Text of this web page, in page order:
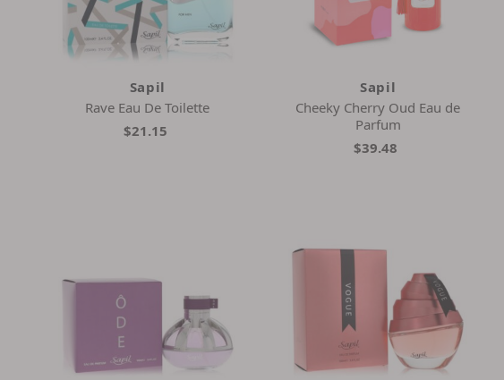
Sapil
Rave Eau De Toilette
$21.15
Sapil
Cheeky Cherry Oud Eau de
Parfum
$39.48